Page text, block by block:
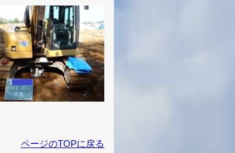
ページのTOPに戻る